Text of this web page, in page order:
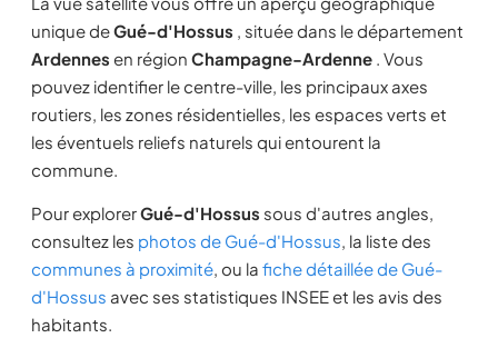
unique deGué-d'Hossus , située dans le département
Ardennes en région Champagne-Ardenne . Vous
pouvez identifier le centre-ville, les principaux axes
routiers, les zones résidentielles, les espaces verts et
les éventuels reliefs naturels qui entourent la
commune.
Pour explorerGué-d'Hossus sous d'autres angles,
consultez les photos de Gué-d'Hossus, la liste des
communes à proximité, ou la fiche détaillée de Gué-
d'Hossus avec ses statistiques INSEE et les avis des
habitants.